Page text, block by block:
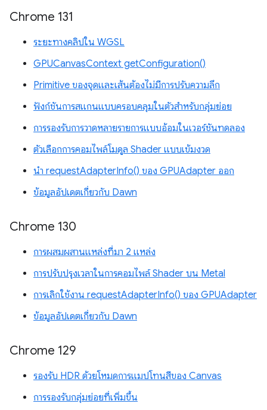
Chrome 131
ระยะทางคลิปใน WGSL
GPUCanvasContext getConfiguration()
Primitive ของจุดและเส้นต้องไม่มีการปรับความลึก
ฟังก์ชันการสแกนแบบครอบคลุมในตัวสำหรับกลุ่มย่อย
การรองรับการวาดหลายรายการแบบอ้อมในเวอร์ชันทดลอง
ตัวเลือกการคอมไพล์โมดูล Shader แบบเข้มงวด
นำ requestAdapterInfo() ของ GPUAdapter ออก
ข้อมูลอัปเดตเกี่ยวกับ Dawn
Chrome 130
การผสมผสานแหล่งที่มา 2 แหล่ง
การปรับปรุงเวลาในการคอมไพล์ Shader บน Metal
การเลิกใช้งาน requestAdapterInfo() ของ GPUAdapter
ข้อมูลอัปเดตเกี่ยวกับ Dawn
Chrome 129
รองรับ HDR ด้วยโหมดการแมปโทนสีของ Canvas
การรองรับกลุ่มย่อยที่เพิ่มขึ้น